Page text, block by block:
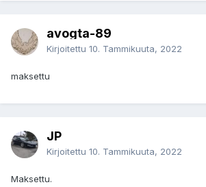
avogta-89
Kirjoitettu 10. Tammikuuta, 2022
maksettu
JP
Kirjoitettu 10. Tammikuuta, 2022
Maksettu.